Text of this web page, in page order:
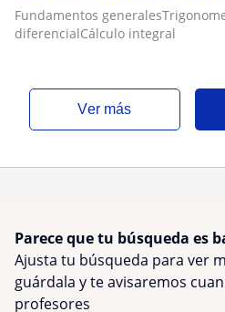
Fundamentos
diferencialCálculo integral
ver más
Parece que tu búsqueda es
Ajusta tu búsqueda para ver
guárdala y te avisaremos
profesores